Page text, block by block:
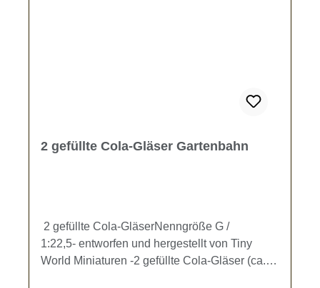
2 gefüllte Cola-Gläser Gartenbahn
2 gefüllte Cola-GläserNenngröße G /
1:22,5- entworfen und hergestellt von Tiny
World Miniaturen -2 gefüllte Cola-Gläser (ca.